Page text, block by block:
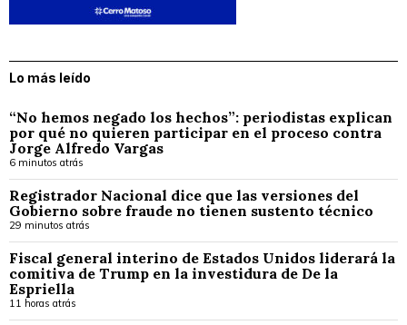
Lo más leído
“No hemos negado los hechos”: periodistas explican
por qué no quieren participar en el proceso contra
Jorge Alfredo Vargas
6 minutos atrás
Registrador Nacional dice que las versiones del
Gobierno sobre fraude no tienen sustento técnico
29 minutos atrás
Fiscal general interino de Estados Unidos liderará la
comitiva de Trump en la investidura de De la
Espriella
11 horas atrás